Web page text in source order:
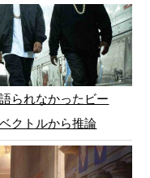
られなかったビー
クトルから推論